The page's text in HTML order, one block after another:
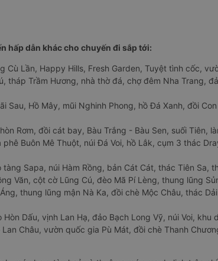
hấp dẫn khác cho chuyến đi sắp tới:
Cù Lần, Happy Hills, Fresh Garden, Tuyệt tình cốc,
tháp Trầm Hương, nhà thờ đá, chợ đêm Nha Trang,
Sau, Hồ Mây, mũi Nghinh Phong, hồ Đá Xanh, đồi
Rơm, đồi cát bay, Bàu Trắng - Bàu Sen, suối Tiên,
phê Buôn Mê Thuột, núi Đá Voi, hồ Lắk, cụm 3 thác
Sapa, núi Hàm Rồng, bản Cát Cát, thác Tiên Sa,
Văn, cột cờ Lũng Cú, đèo Mã Pí Lèng, thung lũng
thung lũng mận Nà Ka, đồi chè Mộc Châu, thác
Hòn Dấu, vịnh Lan Hạ, đảo Bạch Long Vỹ, núi Voi, khu
Lan Châu, vườn quốc gia Pù Mát, đồi chè Thanh